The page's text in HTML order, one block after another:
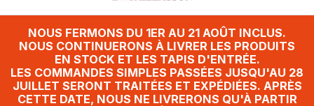
NOUS FERMONS DU 1ER AU 21 AOÛT INCLUS.
NOUS CONTINUERONS À LIVRER LES PRODUITS
EN STOCK ET LES TAPIS D'ENTRÉE.
LES COMMANDES SIMPLES PASSÉES JUSQU'AU 28
JUILLET SERONT TRAITÉES ET EXPÉDIÉES. APRÈS
CETTE DATE, NOUS NE LIVRERONS QU'À PARTIR